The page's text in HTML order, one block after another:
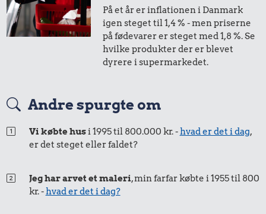
På et år er inflationen i Danmark
igen steget til 1,4 % - men priserne
på fødevarer er steget med 1,8 %. Se
hvilke produkter der er blevet
dyrere i supermarkedet.
Andre spurgte om
Vi købte husi 1995 til 800.000 kr. -hvad er det i dag,
er det steget eller faldet?
Jeg har arvet et maleri, min farfar købte i 1955 til 800
kr. -hvad er det i dag?